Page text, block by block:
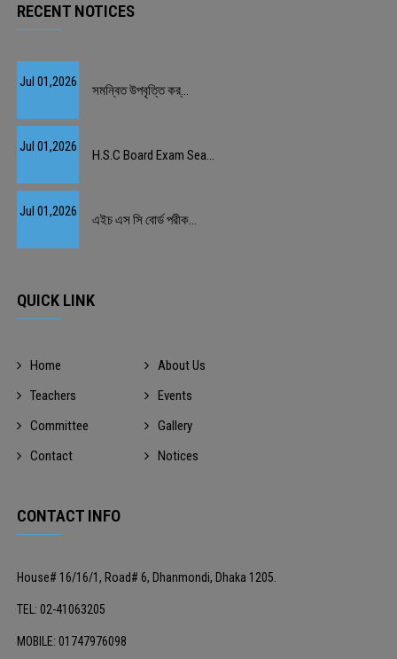
RECENT NOTICES
Jul 01,2026
সমন্বিত উপবৃত্তি কর্...
Jul 01,2026
H.S.C Board Exam Sea...
Jul 01,2026
এইচ এস সি বোর্ড পরীক...
QUICK LINK
Home
About Us
Teachers
Events
Committee
Gallery
Contact
Notices
CONTACT INFO
House# 16/16/1, Road# 6, Dhanmondi, Dhaka 1205.
TEL: 02-41063205
MOBILE: 01747976098